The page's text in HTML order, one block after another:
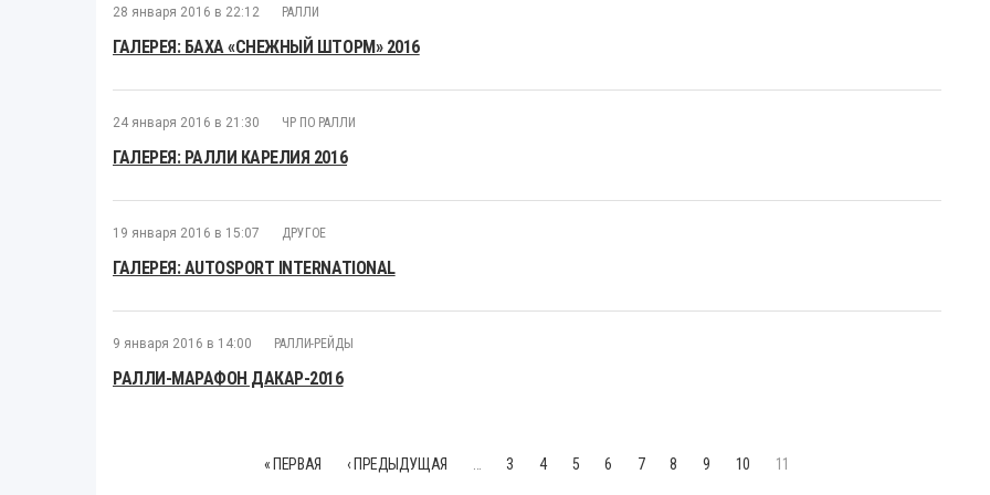
28 января 2016 в 22:12 РАЛЛИ
ГАЛЕРЕЯ: БАХА «СНЕЖНЫЙ ШТОРМ» 2016
24 января 2016 в 21:30 ЧР ПО РАЛЛИ
ГАЛЕРЕЯ: РАЛЛИ КАРЕЛИЯ 2016
19 января 2016 в 15:07 ДРУГОЕ
ГАЛЕРЕЯ: AUTOSPORT INTERNATIONAL
9 января 2016 в 14:00 РАЛЛИ-РЕЙДЫ
РАЛЛИ-МАРАФОН ДАКАР-2016
« ПЕРВАЯ ‹ ПРЕДЫДУЩАЯ 3 4 5 6 7 8 9 10 11